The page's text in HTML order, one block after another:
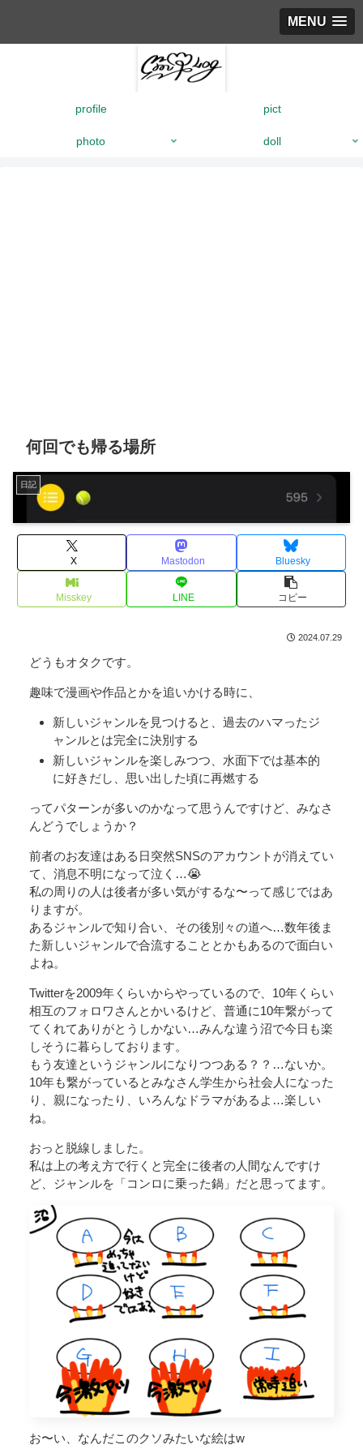
MENU
profile pict
photo doll
何回でも帰る場所
日記
X Mastodon Bluesky
Misskey LINE コピー
2024.07.29
どうもオタクです。
趣味で漫画や作品とかを追いかける時に、
新しいジャンルを見つけると、過去のハマったジ
ャンルとは完全に決別する
新しいジャンルを楽しみつつ、水面下では基本的
に好きだし、思い出した頃に再燃する
ってパターンが多いのかなって思うんですけど、みなさ
んどうでしょうか？
前者のお友達はある日突然SNSのアカウントが消えてい
て、消息不明になって泣く…😭
私の周りの人は後者が多い気がするな〜って感じではあ
りますが。
あるジャンルで知り合い、その後別々の道へ…数年後ま
た新しいジャンルで合流することとかもあるので面白い
よね。
Twitterを2009年くらいからやっているので、10年くらい
相互のフォロワさんとかいるけど、普通に10年繋がって
てくれてありがとうしかない…みんな違う沼で今日も楽
しそうに暮らしております。
もう友達というジャンルになりつつある？？…ないか。
10年も繋がっているとみなさん学生から社会人になった
り、親になったり、いろんなドラマがあるよ…楽しい
ね。
おっと脱線しました。
私は上の考え方で行くと完全に後者の人間なんですけ
ど、ジャンルを「コンロに乗った鍋」だと思ってます。
お〜い、なんだこのクソみたいな絵はw